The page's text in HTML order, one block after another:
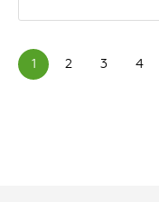
1 2 3 4